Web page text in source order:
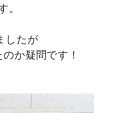
。
したが
か疑問です！